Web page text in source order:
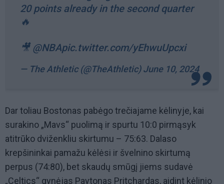
20 points already in the second quarter
🔥
🎥 @NBApic.twitter.com/yEhwuUpcxi
— The Athletic (@TheAthletic)June 10, 2024
Dar toliau Bostonas pabėgo trečiajame kėlinyje, kai
surakino „Mavs“ puolimą ir spurtu 10:0 pirmąsyk
atitrūko dviženkliu skirtumu – 75:63. Dalaso
krepšininkai pamažu kėlėsi ir švelnino skirtumą
perpus (74:80), bet skaudų smūgį jiems sudavė
„Celtics“ gynėjas Paytonas Pritchardas, aidint kėlinio